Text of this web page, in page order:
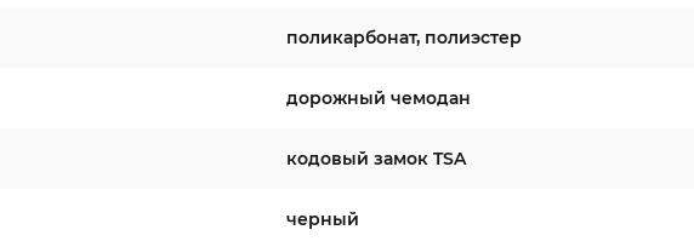
поликарбонат, полиэстер
дорожный чемодан
кодовый замок TSA
черный